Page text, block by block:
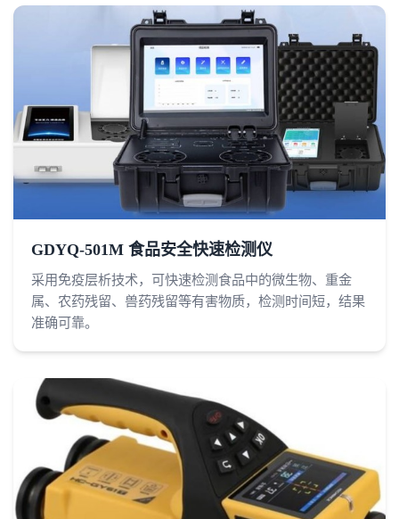
GDYQ-501M 食品安全快速检测仪
采用免疫层析技术，可快速检测食品中的微生物、重金
属、农药残留、兽药残留等有害物质，检测时间短，结果
准确可靠。